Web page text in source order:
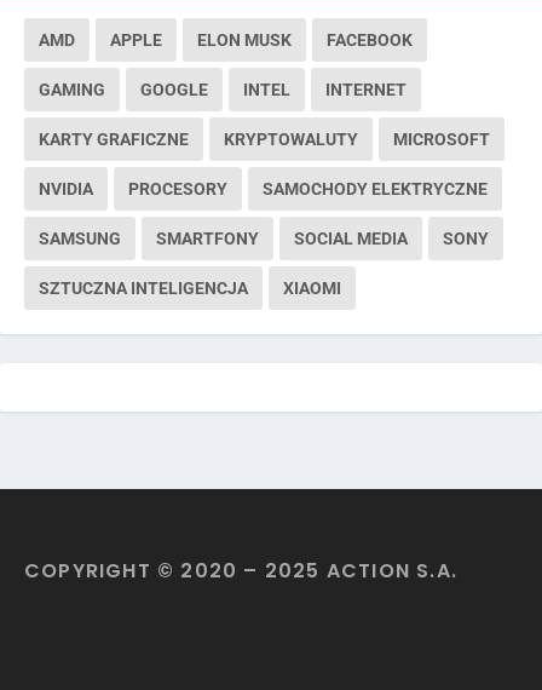
AMD APPLE ELON MUSK FACEBOOK
GAMING GOOGLE INTEL INTERNET
KARTY GRAFICZNE KRYPTOWALUTY MICROSOFT
NVIDIA PROCESORY SAMOCHODY ELEKTRYCZNE
SAMSUNG SMARTFONY SOCIAL MEDIA SONY
SZTUCZNA INTELIGENCJA XIAOMI
COPYRIGHT © 2020 – 2025 ACTION S.A.